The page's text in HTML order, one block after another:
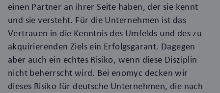
einen Partner an ihrer Seite haben, der sie kennt
und sie versteht. Für die Unternehmen ist das
Vertrauen in die Kenntnis des Umfelds und des zu
akquirierenden Ziels ein Erfolgsgarant. Dagegen
aber auch ein echtes Risiko, wenn diese Disziplin
nicht beherrscht wird. Bei enomyc decken wir
dieses Risiko für deutsche Unternehmen, die nach